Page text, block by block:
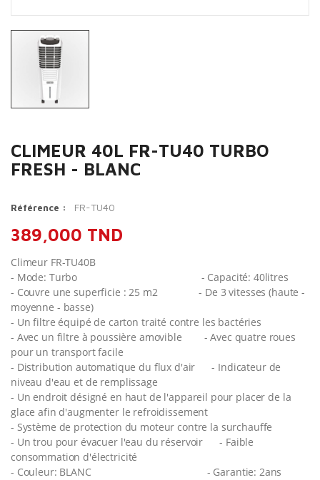
CLIMEUR 40L FR-TU40 TURBO
FRESH - BLANC
Référence : FR-TU40
389,000 TND
Climeur FR-TU40B
- Mode: Turbo - Capacité: 40litres
- Couvre une superficie : 25 m2- De 3 vitesses (haute -
moyenne - basse)
- Un filtre équipé de carton traité contre les bactéries
- Avec un filtre à poussière amovible - Avec quatre roues
pour un transport facile
- Distribution automatique du flux d'air- Indicateur de
niveau d'eau et de remplissage
- Un endroit désigné en haut de l'appareil pour placer de la
glace afin d'augmenter le refroidissement
- Système de protection du moteur contre la surchauffe
- Un trou pour évacuer l'eau du réservoir- Faible
consommation d'électricité
- Couleur: BLANC - Garantie: 2ans